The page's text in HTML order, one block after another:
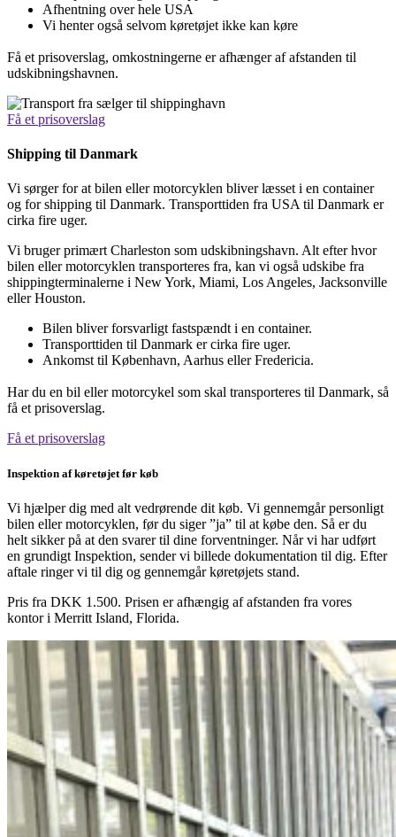
Afhentning over hele USA
Vi henter også selvom køretøjet ikke kan køre
Få et prisoverslag, omkostningerne er afhænger af afstanden til
udskibningshavnen.
Få et prisoverslag
Shipping til Danmark
Vi sørger for at bilen eller motorcyklen bliver læsset i en container
og for shipping til Danmark. Transporttiden fra USA til Danmark er
cirka fire uger.
Vi bruger primært Charleston som udskibningshavn. Alt efter hvor
bilen eller motorcyklen transporteres fra, kan vi også udskibe fra
shippingterminalerne i New York, Miami, Los Angeles, Jacksonville
eller Houston.
Bilen bliver forsvarligt fastspændt i en container.
Transporttiden til Danmark er cirka fire uger.
Ankomst til København, Aarhus eller Fredericia.
Har du en bil eller motorcykel som skal transporteres til Danmark, så
få et prisoverslag.
Få et prisoverslag
Inspektion af køretøjet før køb
Vi hjælper dig med alt vedrørende dit køb. Vi gennemgår personligt
bilen eller motorcyklen, før du siger ”ja” til at købe den. Så er du
helt sikker på at den svarer til dine forventninger. Når vi har udført
en grundigt Inspektion, sender vi billede dokumentation til dig. Efter
aftale ringer vi til dig og gennemgår køretøjets stand.
Pris fra DKK 1.500. Prisen er afhængig af afstanden fra vores
kontor i Merritt Island, Florida.